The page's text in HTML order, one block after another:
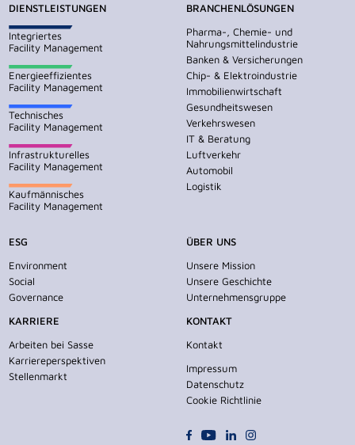
DIENSTLEISTUNGEN
Integriertes
Facility Management
Energieeffizientes
Facility Management
Technisches
Facility Management
Infrastrukturelles
Facility Management
Kaufmännisches
Facility Management
BRANCHENLÖSUNGEN
Pharma-, Chemie- und
Nahrungsmittelindustrie
Banken & Versicherungen
Chip- & Elektroindustrie
Immobilienwirtschaft
Gesundheitswesen
Verkehrswesen
IT & Beratung
Luftverkehr
Automobil
Logistik
ESG
Environment
Social
Governance
KARRIERE
Arbeiten bei Sasse
Karriereperspektiven
Stellenmarkt
ÜBER UNS
Unsere Mission
Unsere Geschichte
Unternehmensgruppe
KONTAKT
Kontakt
Impressum
Datenschutz
Cookie Richtlinie